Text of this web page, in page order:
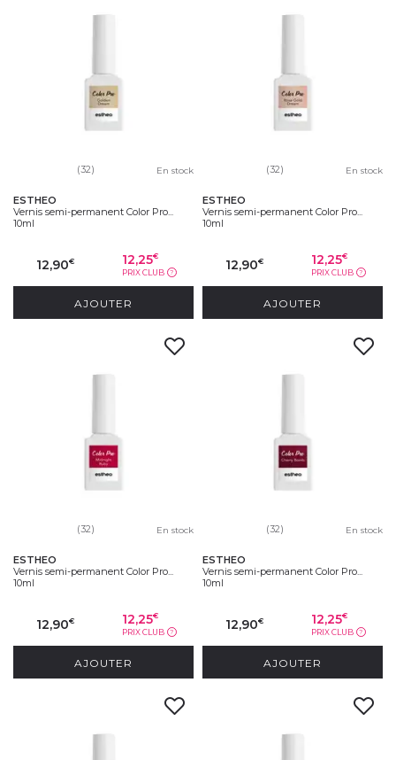
(32) En stock
ESTHEO
Vernis semi-permanent Color Pro...
10ml
12,90€ 12,25€
PRIX CLUB ?
AJOUTER
(32) En stock
ESTHEO
Vernis semi-permanent Color Pro...
10ml
12,90€ 12,25€
PRIX CLUB ?
AJOUTER
(32) En stock
ESTHEO
Vernis semi-permanent Color Pro...
10ml
12,90€ 12,25€
PRIX CLUB ?
AJOUTER
(32) En stock
ESTHEO
Vernis semi-permanent Color Pro...
10ml
12,90€ 12,25€
PRIX CLUB ?
AJOUTER